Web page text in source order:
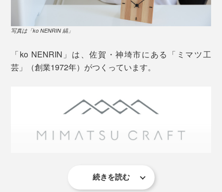
じみのミマツ工芸が、地元・佐賀で採れた樹齢30～50
杉の木は、年輪の真ん中周辺（芯材）は赤く、周り（辺
材）は白い特徴があります。
写真は「ko NENRIN 縞」
「ko NENRIN」は、佐賀・神埼市にある「ミマツ工
芸」（創業1972年）がつくっています。
続きを読む